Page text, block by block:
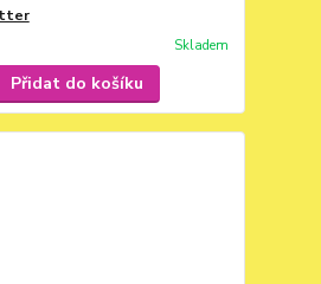
Skladem
Přidat do košíku